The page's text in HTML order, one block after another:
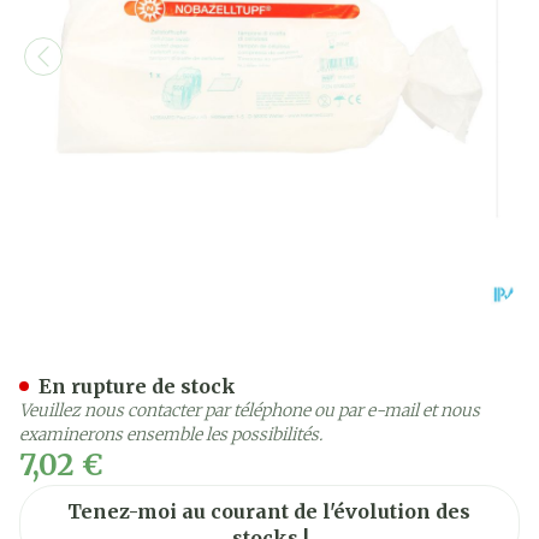
7,02 €
Tenez-moi au courant de l'évolution des
En rupture de stock
Veuillez nous contacter par téléphone ou par e-mail et nous
examinerons ensemble les possibilités.